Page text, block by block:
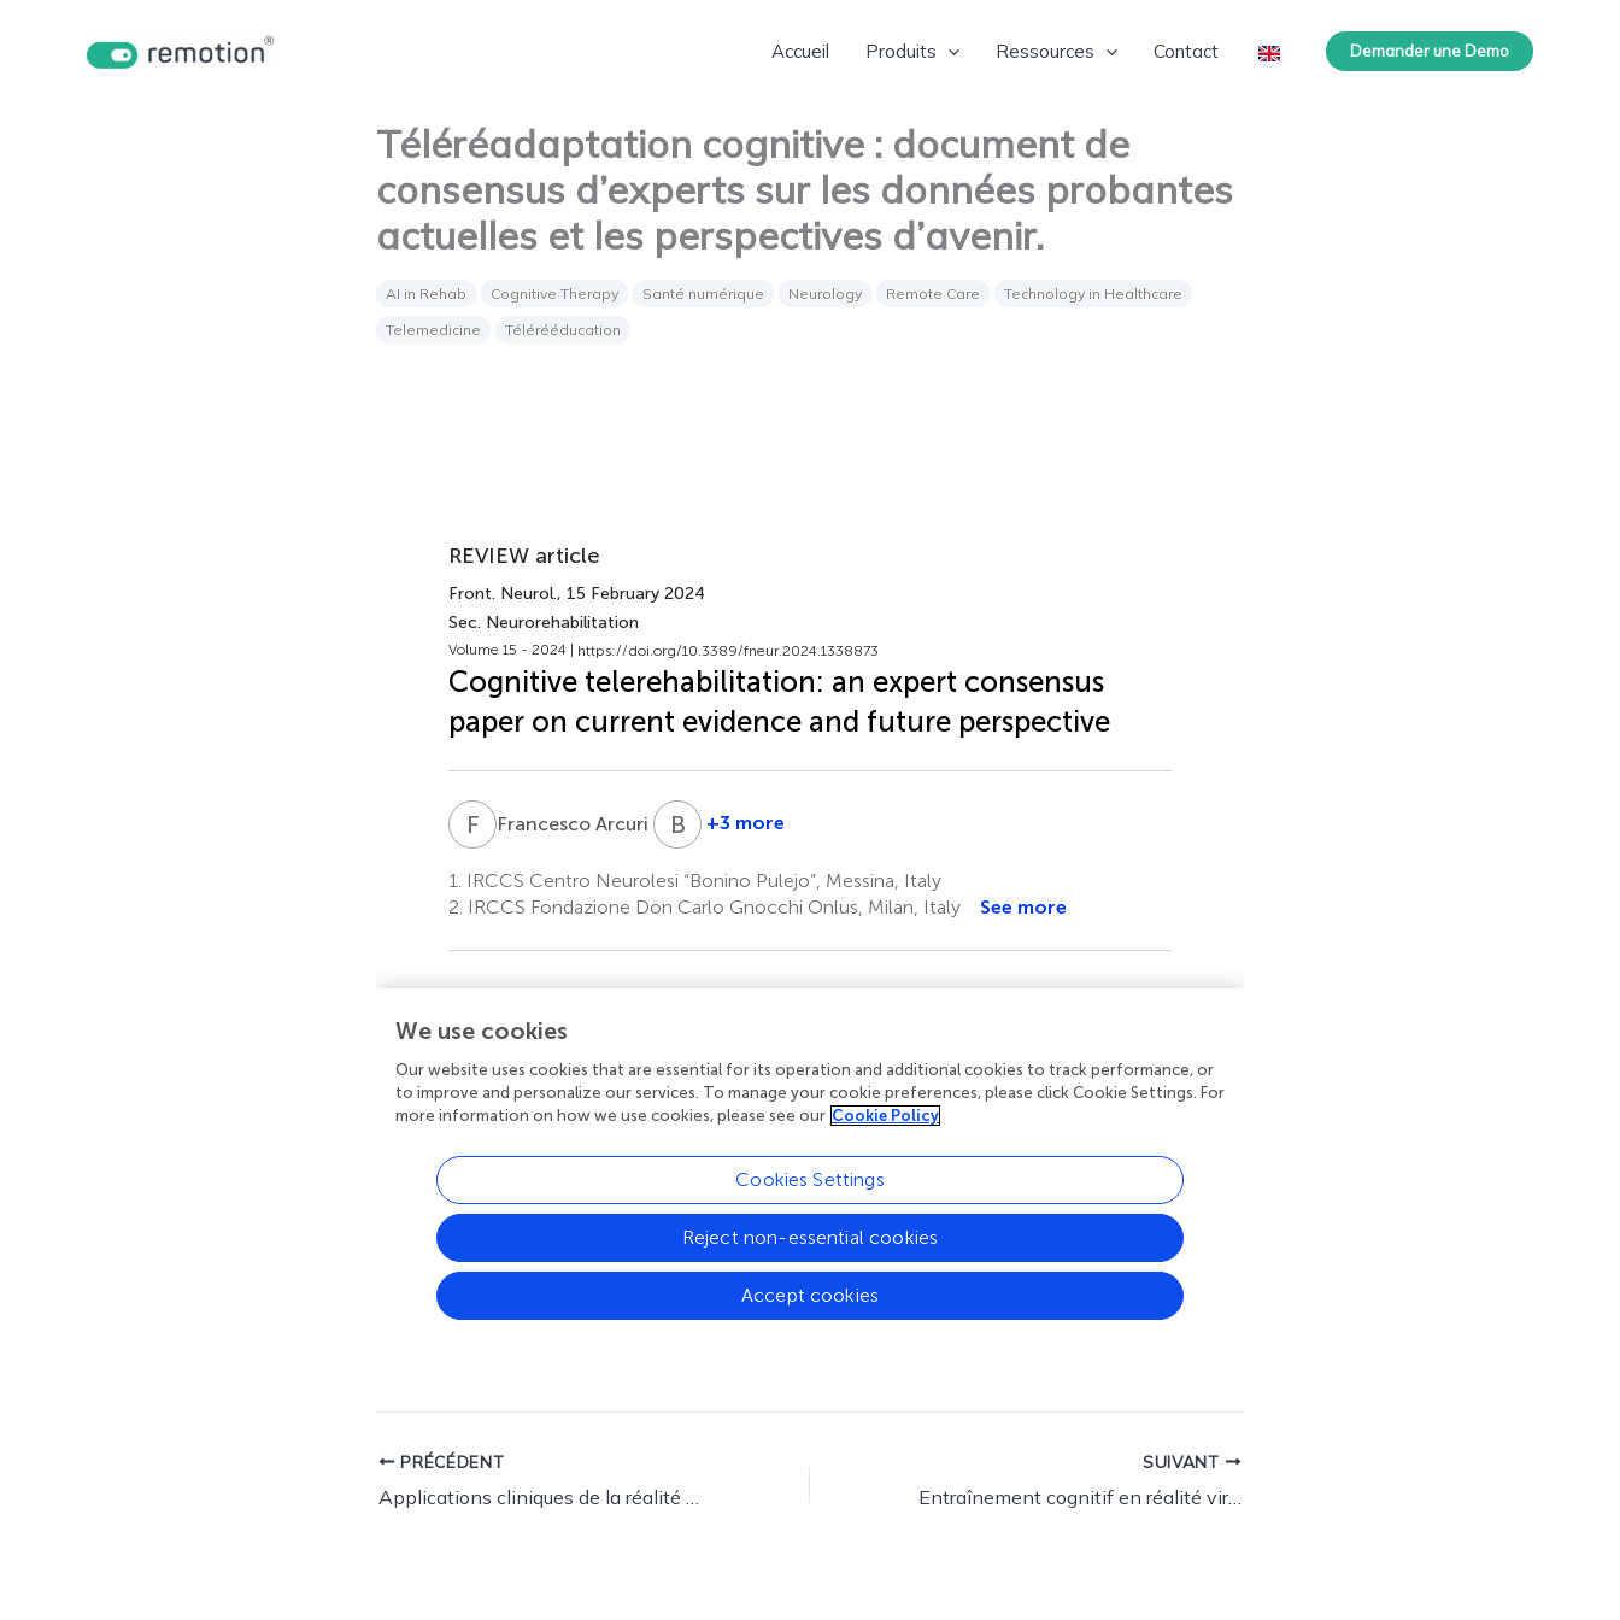
Accueil Produits Ressources Contact Demander une Demo
Téléréadaptation cognitive : document de
consensus d’experts sur les données probantes
actuelles et les perspectives d’avenir.
AI in Rehab Cognitive Therapy Santé numérique Neurology Remote Care
Technology in Healthcare
Telemedicine
Télérééducation
PRÉCÉDENT SUIVANT
Entraînement cognitif en réalité virtuelle totalement immersive chez les patients atteints de troubles neurologiques et psychiatriques : une revue systématique des essais contrôlés randomisés.